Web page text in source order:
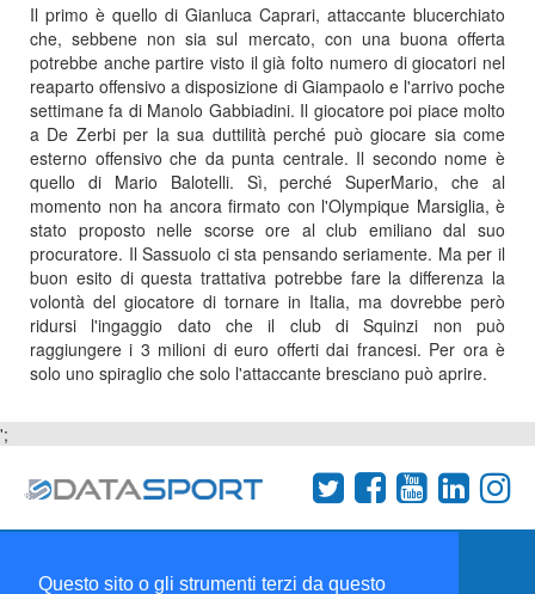
Questo sito o gli strumenti terzi da questo
Il primo è quello di Gianluca Caprari, attaccante blucerchiato
che, sebbene non sia sul mercato, con una buona offerta
potrebbe anche partire visto il già folto numero di giocatori nel
reaparto offensivo a disposizione di Giampaolo e l'arrivo poche
settimane fa di Manolo Gabbiadini. Il giocatore poi piace molto
a De Zerbi per la sua duttilità perché può giocare sia come
esterno offensivo che da punta centrale. Il secondo nome è
quello di Mario Balotelli. Sì, perché SuperMario, che al
momento non ha ancora firmato con l'Olympique Marsiglia, è
stato proposto nelle scorse ore al club emiliano dal suo
procuratore. Il Sassuolo ci sta pensando seriamente. Ma per il
buon esito di questa trattativa potrebbe fare la differenza la
volontà del giocatore di tornare in Italia, ma dovrebbe però
ridursi l'ingaggio dato che il club di Squinzi non può
raggiungere i 3 milioni di euro offerti dai francesi. Per ora è
solo uno spiraglio che solo l'attaccante bresciano può aprire.
';